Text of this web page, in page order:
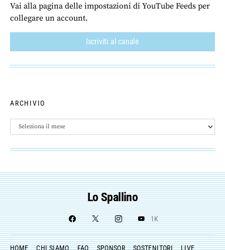
Vai alla pagina delle impostazioni di YouTube Feeds per
collegare un account.
Iscriviti al canale
ARCHIVIO
Archivio
Lo Spallino
1K
HOME CHI SIAMO FAQ SPONSOR SOSTENITORI LIVE